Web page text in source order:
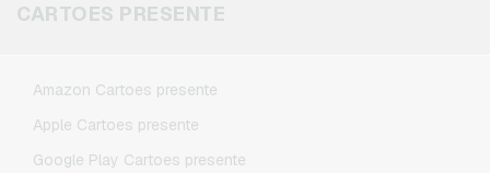
CARTOES PRESENTE
Amazon Cartoes presente
Apple Cartoes presente
Google Play Cartoes presente